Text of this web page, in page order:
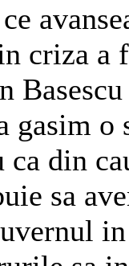
criza a
gasim o
din
sa